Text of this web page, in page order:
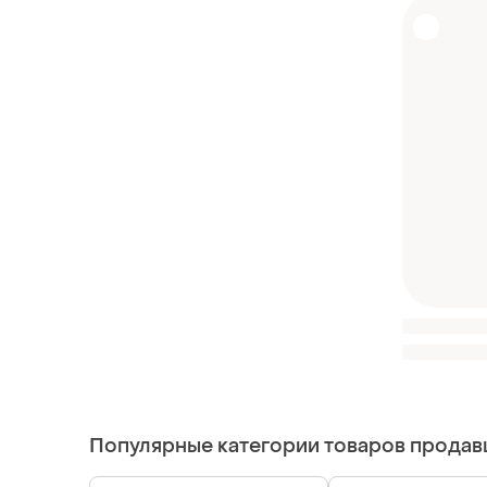
Популярные категории товаров